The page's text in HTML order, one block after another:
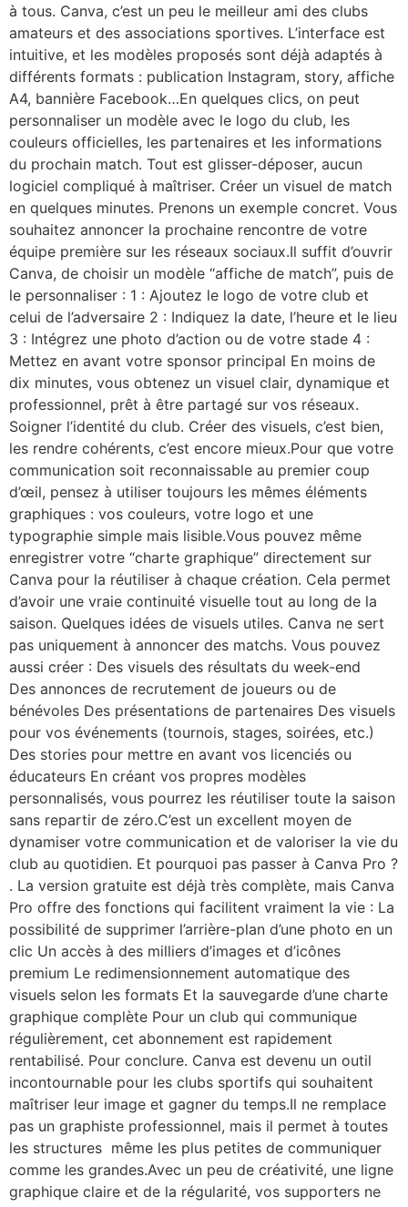
à tous. Canva, c’est un peu le meilleur ami des clubs
amateurs et des associations sportives. L’interface est
intuitive, et les modèles proposés sont déjà adaptés à
différents formats : publication Instagram, story, affiche
A4, bannière Facebook…En quelques clics, on peut
personnaliser un modèle avec le logo du club, les
couleurs officielles, les partenaires et les informations
du prochain match. Tout est glisser-déposer, aucun
logiciel compliqué à maîtriser. Créer un visuel de match
en quelques minutes. Prenons un exemple concret. Vous
souhaitez annoncer la prochaine rencontre de votre
équipe première sur les réseaux sociaux.Il suffit d’ouvrir
Canva, de choisir un modèle “affiche de match”, puis de
le personnaliser : 1 : Ajoutez le logo de votre club et
celui de l’adversaire 2 : Indiquez la date, l’heure et le lieu
3 : Intégrez une photo d’action ou de votre stade 4 :
Mettez en avant votre sponsor principal En moins de
dix minutes, vous obtenez un visuel clair, dynamique et
professionnel, prêt à être partagé sur vos réseaux.
Soigner l’identité du club. Créer des visuels, c’est bien,
les rendre cohérents, c’est encore mieux.Pour que votre
communication soit reconnaissable au premier coup
d’œil, pensez à utiliser toujours les mêmes éléments
graphiques : vos couleurs, votre logo et une
typographie simple mais lisible.Vous pouvez même
enregistrer votre “charte graphique” directement sur
Canva pour la réutiliser à chaque création. Cela permet
d’avoir une vraie continuité visuelle tout au long de la
saison. Quelques idées de visuels utiles. Canva ne sert
pas uniquement à annoncer des matchs. Vous pouvez
aussi créer : Des visuels des résultats du week-end
Des annonces de recrutement de joueurs ou de
bénévoles Des présentations de partenaires Des visuels
pour vos événements (tournois, stages, soirées, etc.)
Des stories pour mettre en avant vos licenciés ou
éducateurs En créant vos propres modèles
personnalisés, vous pourrez les réutiliser toute la saison
sans repartir de zéro.C’est un excellent moyen de
dynamiser votre communication et de valoriser la vie du
club au quotidien. Et pourquoi pas passer à Canva Pro ?
. La version gratuite est déjà très complète, mais Canva
Pro offre des fonctions qui facilitent vraiment la vie : La
possibilité de supprimer l’arrière-plan d’une photo en un
clic Un accès à des milliers d’images et d’icônes
premium Le redimensionnement automatique des
visuels selon les formats Et la sauvegarde d’une charte
graphique complète Pour un club qui communique
régulièrement, cet abonnement est rapidement
rentabilisé. Pour conclure. Canva est devenu un outil
incontournable pour les clubs sportifs qui souhaitent
maîtriser leur image et gagner du temps.Il ne remplace
pas un graphiste professionnel, mais il permet à toutes
les structures même les plus petites de communiquer
comme les grandes.Avec un peu de créativité, une ligne
graphique claire et de la régularité, vos supporters ne